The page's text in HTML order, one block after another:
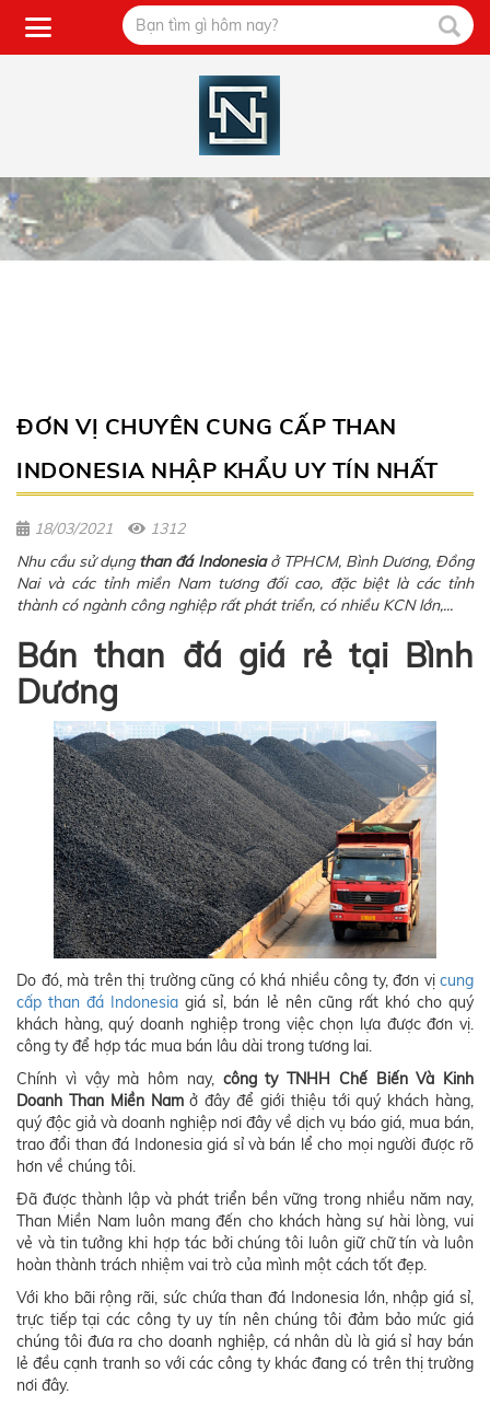
ĐƠN VỊ CHUYÊN CUNG CẤP THAN
INDONESIA NHẬP KHẨU UY TÍN NHẤT
18/03/2021
1312
Nhu cầu sử dụng than đá Indonesiaở TPHCM, Bình Dương, Đồng
Nai và các tỉnh miền Nam tương đối cao, đặc biệt là các tỉnh
thành có ngành công nghiệp rất phát triển, có nhiều KCN lớn,...
Bán than đá giá rẻ tại Bình
Dương
Do đó, mà trên thị trường cũng có khá nhiều công ty, đơn vị cung
cấp than đá Indonesia giá sỉ, bán lẻ nên cũng rất khó cho quý
khách hàng, quý doanh nghiệp trong việc chọn lựa được đơn vị.
công ty để hợp tác mua bán lâu dài trong tương lai.
Chính vì vậy mà hôm nay, công ty TNHH Chế Biến Và Kinh
Doanh Than Miền Namở đây để giới thiệu tới quý khách hàng,
quý độc giả và doanh nghiệp nơi đây về dịch vụ báo giá, mua bán,
trao đổi than đá Indonesia giá sỉ và bán lể cho mọi người được rõ
hơn về chúng tôi.
Đã được thành lập và phát triển bền vững trong nhiều năm nay,
Than Miền Nam luôn mang đến cho khách hàng sự hài lòng, vui
vẻ và tin tưởng khi hợp tác bởi chúng tôi luôn giữ chữ tín và luôn
hoàn thành trách nhiệm vai trò của mình một cách tốt đẹp.
Với kho bãi rộng rãi, sức chứa than đá Indonesia lớn, nhập giá sỉ,
trực tiếp tại các công ty uy tín nên chúng tôi đảm bảo mức giá
chúng tôi đưa ra cho doanh nghiệp, cá nhân dù là giá sỉ hay bán
lẻ đều cạnh tranh so với các công ty khác đang có trên thị trường
nơi đây.